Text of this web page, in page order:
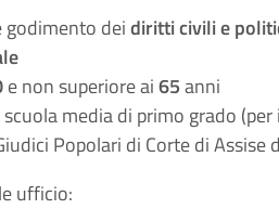
godimento deidiritti civili e
e non superiore ai65anni
media di primo grado (per
Popolari di Corte di Assise
ufficio: